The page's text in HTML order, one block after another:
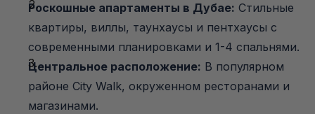
Роскошные апартаменты в Дубае: Стильные
квартиры, виллы, таунхаусы и пентхаусы с
современными планировками и 1-4 спальнями.
Центральное расположение: В популярном
районе City Walk, окруженном ресторанами и
магазинами.